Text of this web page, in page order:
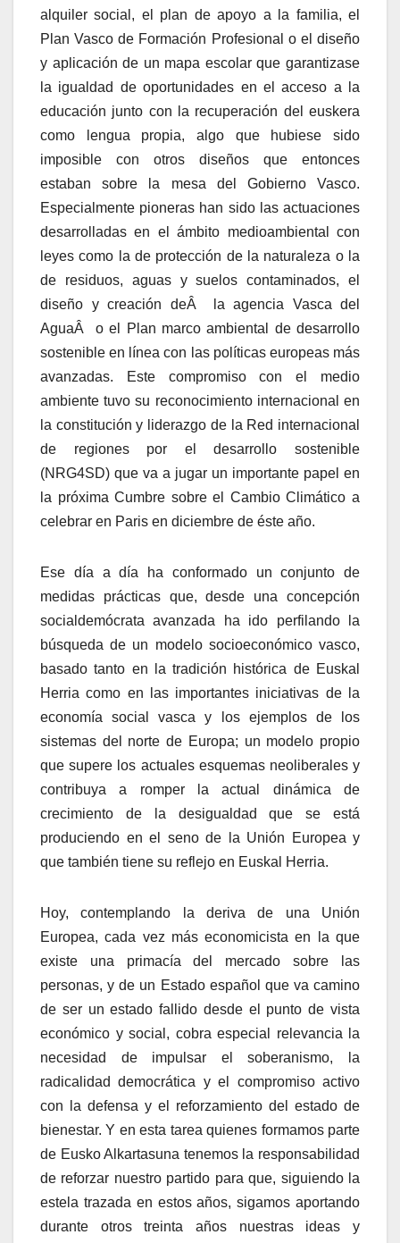
alquiler social, el plan de apoyo a la familia, el
Plan Vasco de Formación Profesional o el diseño
y aplicación de un mapa escolar que garantizase
la igualdad de oportunidades en el acceso a la
educación junto con la recuperación del euskera
como lengua propia, algo que hubiese sido
imposible con otros diseños que entonces
estaban sobre la mesa del Gobierno Vasco.
Especialmente pioneras han sido las actuaciones
desarrolladas en el ámbito medioambiental con
leyes como la de protección de la naturaleza o la
de residuos, aguas y suelos contaminados, el
diseño y creación deÂ la agencia Vasca del
AguaÂ o el Plan marco ambiental de desarrollo
sostenible en lí­nea con las polí­ticas europeas más
avanzadas. Este compromiso con el medio
ambiente tuvo su reconocimiento internacional en
la constitución y liderazgo de la Red internacional
de regiones por el desarrollo sostenible
(NRG4SD) que va a jugar un importante papel en
la próxima Cumbre sobre el Cambio Climático a
celebrar en Paris en diciembre de éste año.
Ese dí­a a dí­a ha conformado un conjunto de
medidas prácticas que, desde una concepción
socialdemócrata avanzada ha ido perfilando la
búsqueda de un modelo socioeconómico vasco,
basado tanto en la tradición histórica de Euskal
Herria como en las importantes iniciativas de la
economí­a social vasca y los ejemplos de los
sistemas del norte de Europa; un modelo propio
que supere los actuales esquemas neoliberales y
contribuya a romper la actual dinámica de
crecimiento de la desigualdad que se está
produciendo en el seno de la Unión Europea y
que también tiene su reflejo en Euskal Herria.
Hoy, contemplando la deriva de una Unión
Europea, cada vez más economicista en la que
existe una primací­a del mercado sobre las
personas, y de un Estado español que va camino
de ser un estado fallido desde el punto de vista
económico y social, cobra especial relevancia la
necesidad de impulsar el soberanismo, la
radicalidad democrática y el compromiso activo
con la defensa y el reforzamiento del estado de
bienestar. Y en esta tarea quienes formamos parte
de Eusko Alkartasuna tenemos la responsabilidad
de reforzar nuestro partido para que, siguiendo la
estela trazada en estos años, sigamos aportando
durante otros treinta años nuestras ideas y